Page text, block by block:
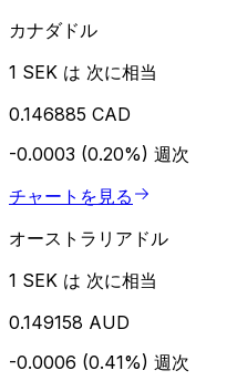
カナダドル
1 SEK は 次に相当
0.146885 CAD
-0.0003 (0.20%) 週次
チャートを見る
オーストラリアドル
1 SEK は 次に相当
0.149158 AUD
-0.0006 (0.41%) 週次